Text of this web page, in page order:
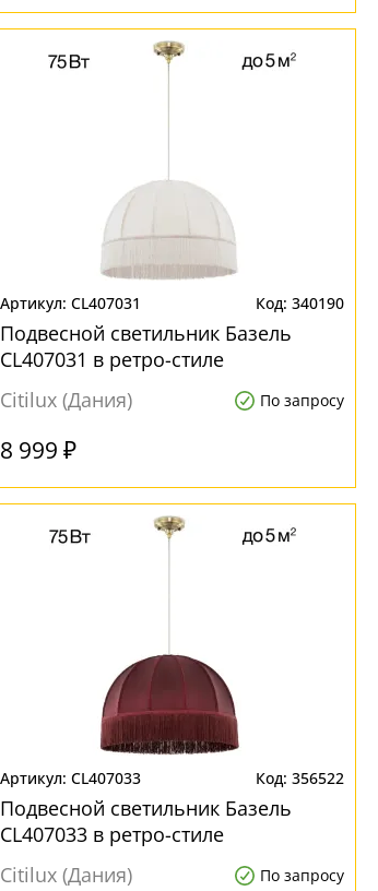
CL407031 340190
Подвесной светильник Базель
CL407031 в ретро-стиле
Citilux (Дания)
По запросу
8 999 ₽
CL407033 356522
Подвесной светильник Базель
CL407033 в ретро-стиле
Citilux (Дания)
По запросу